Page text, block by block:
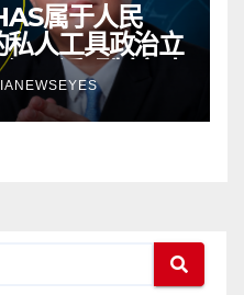
属于人民
人工具政治立
源 透明制度才